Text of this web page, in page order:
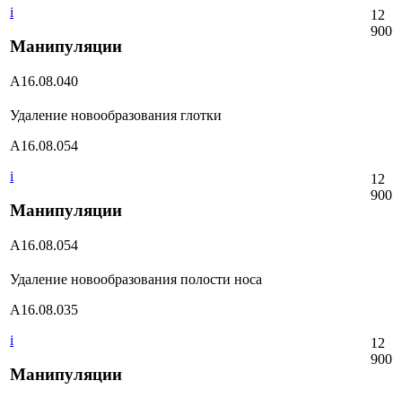
i
Манипуляции
А16.08.040
12
900
Удаление новообразования глотки
А16.08.054
i
Манипуляции
А16.08.054
12
900
Удаление новообразования полости носа
А16.08.035
i
Манипуляции
12
900